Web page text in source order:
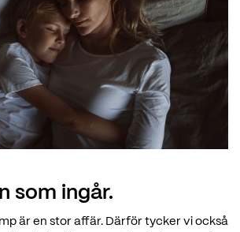
som ingår.
är en stor affär. Därför tycker vi också